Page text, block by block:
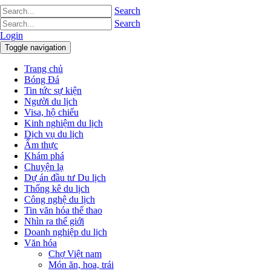
Search
Search
Login
Toggle navigation
Trang chủ
Bóng Đá
Tin tức sự kiện
Người du lịch
Visa, hộ chiếu
Kinh nghiệm du lịch
Dịch vụ du lịch
Ẩm thực
Khám phá
Chuyện lạ
Dự án đầu tư Du lịch
Thống kê du lịch
Công nghệ du lịch
Tin văn hóa thể thao
Nhìn ra thế giới
Doanh nghiệp du lịch
Văn hóa
Chợ Việt nam
Món ăn, hoa, trái